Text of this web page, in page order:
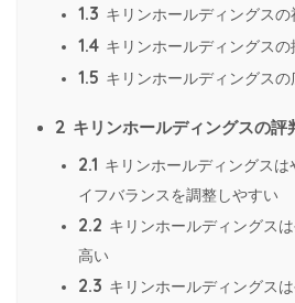
1.3 キリンホールディングスの
1.4 キリンホールディングスの
1.5 キリンホールディングスの
2 キリンホールディングスの評
2.1 キリンホールディングス
イフバランスを調整しやすい
2.2 キリンホールディングス
高い
2.3 キリンホールディングス